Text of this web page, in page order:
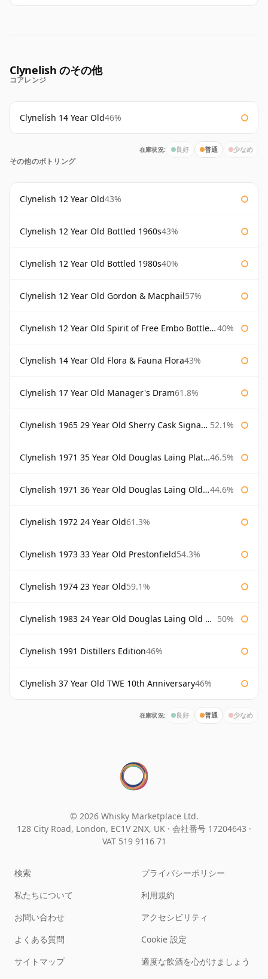
Clynelish のその他
コアレンジ
Clynelish 14 Year Old46%
在庫状況: 良好 普通 少なめ
その他のボトリング
Clynelish 12 Year Old43%
Clynelish 12 Year Old Bottled 1960s43%
Clynelish 12 Year Old Bottled 1980s40%
Clynelish 12 Year Old Gordon & Macphail57%
Clynelish 12 Year Old Spirit of Free Embo Bottled 1988 40%
Clynelish 14 Year Old Flora & Fauna Flora43%
Clynelish 17 Year Old Manager's Dram61.8%
Clynelish 1965 29 Year Old Sherry Cask Signatory 52.1%
Clynelish 1971 35 Year Old Douglas Laing Platinum Selection 46.5%
Clynelish 1971 36 Year Old Douglas Laing Old Malt Cask 44.6%
Clynelish 1972 24 Year Old61.3%
Clynelish 1973 33 Year Old Prestonfield54.3%
Clynelish 1974 23 Year Old59.1%
Clynelish 1983 24 Year Old Douglas Laing Old Malt Cask 50%
Clynelish 1991 Distillers Edition46%
Clynelish 37 Year Old TWE 10th Anniversary46%
在庫状況: 良好 普通 少なめ
© 2026 Whisky Marketplace Ltd.
128 City Road, London, EC1V 2NX, UK · 会社番号 17204643 ·
VAT 519 9116 71
検索
私たちについて
お問い合わせ
よくある質問
サイトマップ
プライバシーポリシー
利用規約
アクセシビリティ
Cookie 設定
適度な飲酒を心がけましょう